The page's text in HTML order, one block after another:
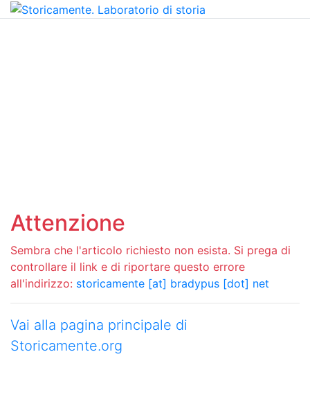
Attenzione
Sembra che l'articolo richiesto non esista. Si prega di
controllare il link e di riportare questo errore
all'indirizzo: storicamente [at] bradypus [dot] net
Vai alla pagina principale di
Storicamente.org